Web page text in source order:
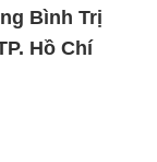
Bình Trị
Hồ Chí